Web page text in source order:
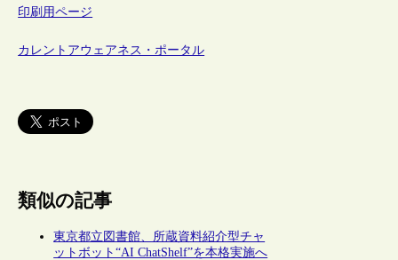
印刷用ページ
カレントアウェアネス・ポータル
類似の記事
東京都立図書館、所蔵資料紹介型チャ
ットボット“AI ChatShelf”を本格実施へ